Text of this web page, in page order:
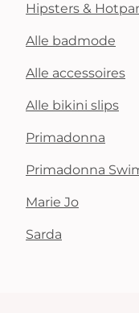
Hipsters &
Alle badmode
Alle accessoires
Alle bikini slips
Primadonna
Primadonna
Marie Jo
Sarda